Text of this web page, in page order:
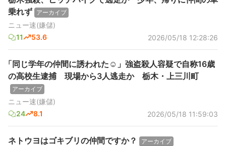
乗れず アーカイブ
ニュー速(嫌儲)
11
53.6 2026/05/18 12:28:26
「同じ学年の仲間に誘われた☺️」強盗殺人容疑で自称16歳
の高校生逮捕 現場から3人逃走か 栃木・上三川町
アーカイブ
ニュー速(嫌儲)
24
8.1 2026/05/18 11:59:03
ネトウヨはゴキブリの仲間ですか？ アーカイブ